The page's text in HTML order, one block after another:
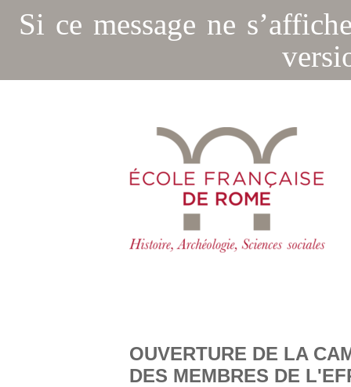
Si ce message ne
OUVERTURE DE LA
DES MEMBRES DE